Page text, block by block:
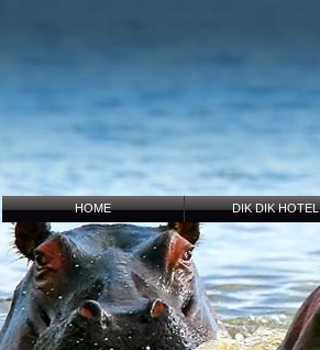
HOME DIK DIK HOTEL